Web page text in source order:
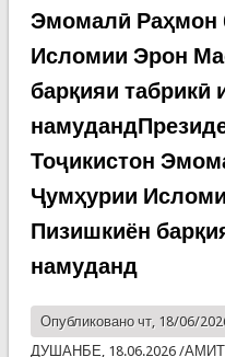
Эмомалӣ Раҳмон
Исломии Эрон
барқияи табрикӣ
Тоҷикистон
Ҷумҳурии
Пизишкиён
намуданд
Опубликовано чт, 18/06/
ДУШАНБЕ, 18.06.2026 /АМИТ